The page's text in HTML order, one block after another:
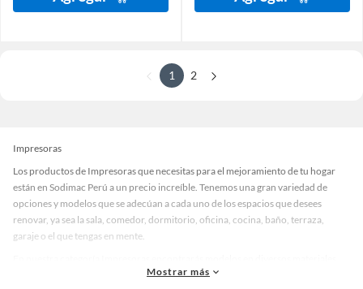
1 2
Impresoras
Los productos de Impresoras que necesitas para el mejoramiento de tu hogar
están en Sodimac Perú a un precio increíble. Tenemos una gran variedad de
opciones y modelos que se adecúan a cada uno de los espacios que desees
renovar, ya sea la sala, comedor, dormitorio, oficina, cocina, baño, terraza,
garaje o el que tengas en mente.
medidas, colores y demás características específicas de tu preferencia. Recuerda
Mostrar más